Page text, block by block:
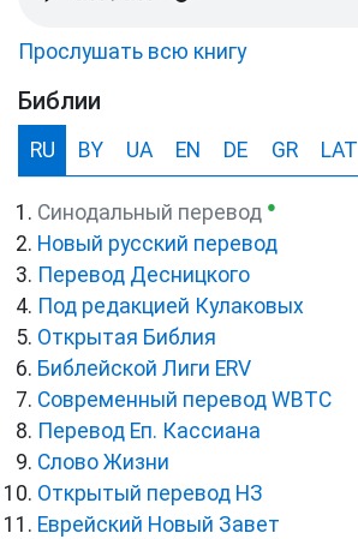
Прослушать всю книгу
Библии
RU BY UA EN DE GR LAT
Синодальный перевод ●
Новый русский перевод
Перевод Десницкого
Под редакцией Кулаковых
Открытая Библия
Библейской Лиги ERV
Cовременный перевод WBTC
Перевод Еп. Кассиана
Слово Жизни
Открытый перевод НЗ
Еврейский Новый Завет